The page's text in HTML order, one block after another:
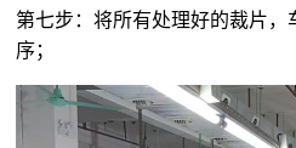
第七步：将所有处理好的裁片
序；